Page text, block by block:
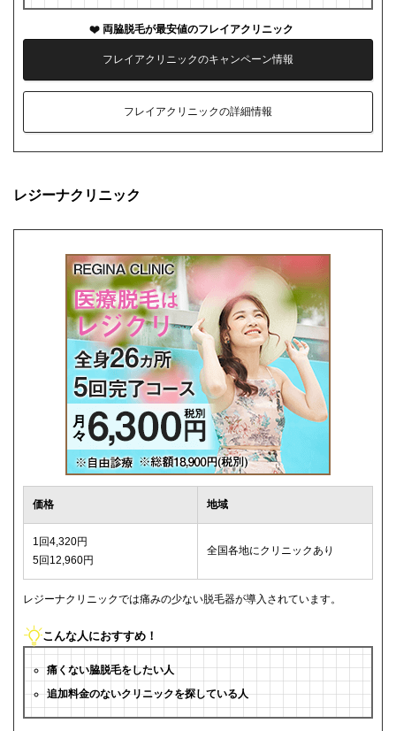
両脇脱毛が最安値のフレイアクリニック
フレイアクリニックのキャンペーン情報
フレイアクリニックの詳細情報
レジーナクリニック
価格 地域
1回4,320円
5回12,960円
全国各地にクリニックあり
レジーナクリニックでは痛みの少ない脱毛器が導入されています。
こんな人におすすめ！
痛くない脇脱毛をしたい人
追加料金のないクリニックを探している人